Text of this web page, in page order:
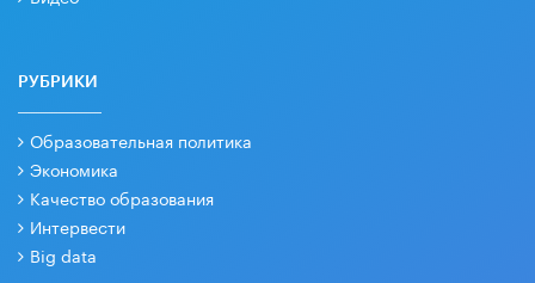
РУБРИКИ
Образовательная политика
Экономика
Качество образования
Интервести
Big data